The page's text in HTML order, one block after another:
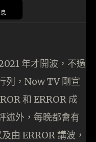
年才開波，不過
列，Now TV 剛宣
和 ERROR 成
述外，每晚都會有
由 ERROR 講波，